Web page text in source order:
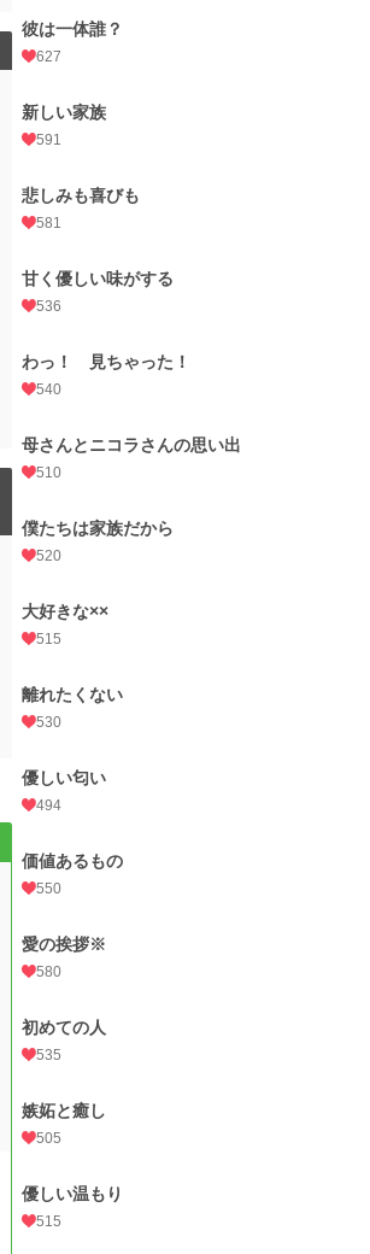
彼は一体誰？
627
新しい家族
591
悲しみも喜びも
581
甘く優しい味がする
536
わっ！ 見ちゃった！
540
母さんとニコラさんの思い出
510
僕たちは家族だから
520
大好きな××
515
離れたくない
530
優しい匂い
494
価値あるもの
550
愛の挨拶※
580
初めての人
535
嫉妬と癒し
505
優しい温もり
515